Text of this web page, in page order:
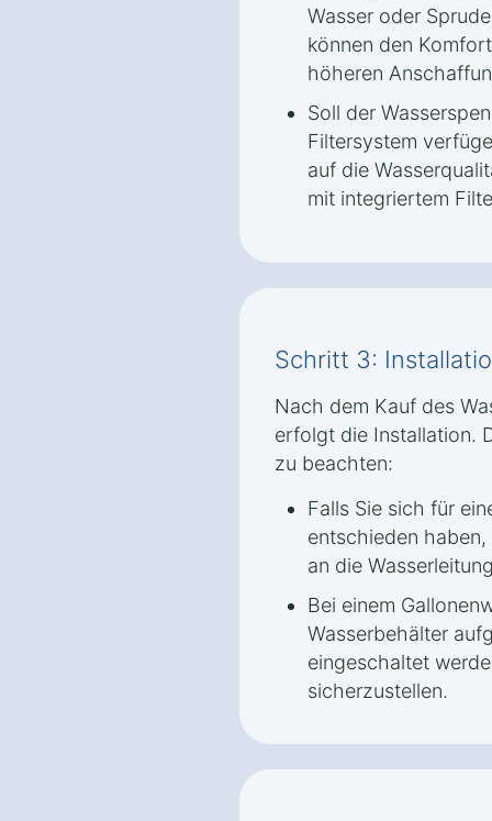
Wasser oder
können den
höheren
Soll der
Filtersystem
auf die
mit integriertem
Schritt 3:
Nach dem Kauf des
erfolgt die Installation.
zu beachten:
Falls Sie sich für
entschieden
an die
Bei einem
Wasserbehälter
eingeschaltet
sicherzustellen.